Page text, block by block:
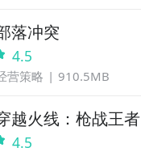
落冲突
4.5
营策略 910.5MB
越火线：枪战王者
4.5